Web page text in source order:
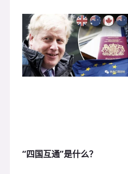
“四国互通”是什么？